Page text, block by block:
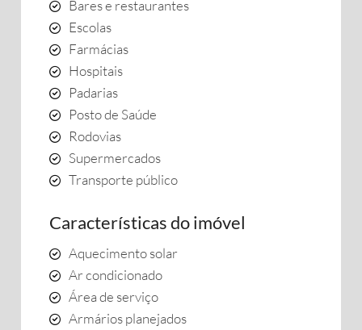
Bares e restaurantes
Escolas
Farmácias
Hospitais
Padarias
Posto de Saúde
Rodovias
Supermercados
Transporte público
Características do imóvel
Aquecimento solar
Ar condicionado
Área de serviço
Armários planejados